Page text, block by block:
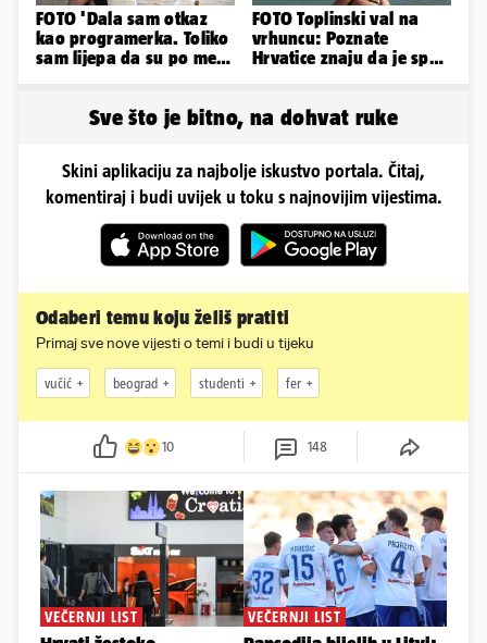
FOTO 'Dala sam otkaz
kao programerka. Toliko
sam lijepa da su po meni
FOTO Toplinski val na
vrhuncu: Poznate
Hrvatice znaju da je spas
Sve što je bitno, na dohvat ruke
Skini aplikaciju za najbolje iskustvo portala. Čitaj,
komentiraj i budi uvijek u toku s najnovijim vijestima.
Odaberi temu koju želiš pratiti
Primaj sve nove vijesti o temi i budi u tijeku
vučić beograd studenti fer
10 148